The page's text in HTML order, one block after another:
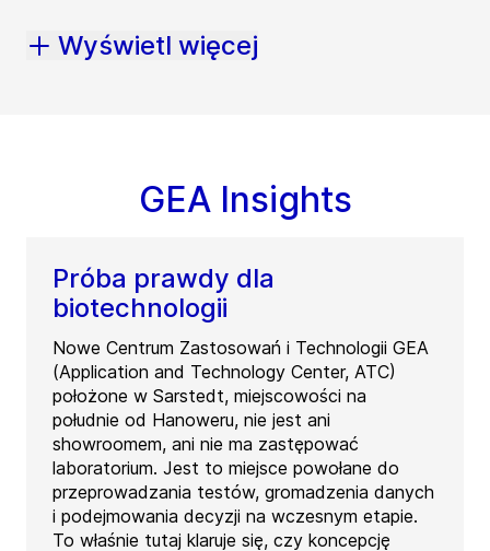
Wyświetl więcej
GEA Insights
Próba prawdy dla
biotechnologii
Nowe Centrum Zastosowań i Technologii GEA
(Application and Technology Center, ATC)
położone w Sarstedt, miejscowości na
południe od Hanoweru, nie jest ani
showroomem, ani nie ma zastępować
laboratorium. Jest to miejsce powołane do
przeprowadzania testów, gromadzenia danych
i podejmowania decyzji na wczesnym etapie.
To właśnie tutaj klaruje się, czy koncepcję